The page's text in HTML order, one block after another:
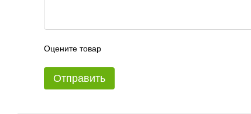
Оцените товар
Отправить